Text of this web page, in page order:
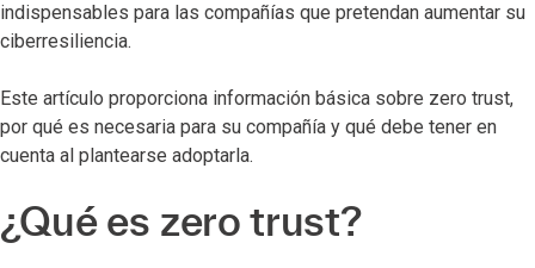
indispensables para las compañías que pretendan aumentar su
ciberresiliencia.
Este artículo proporciona información básica sobre zero trust,
por qué es necesaria para su compañía y qué debe tener en
cuenta al plantearse adoptarla.
¿Qué es zero trust?